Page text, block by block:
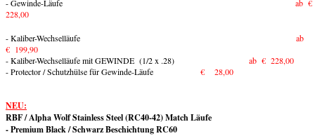
-Gewinde-Läufe ab €
228,00
- Kaliber-Wechselläufe ab
€ 199,90
- Kaliber-Wechselläufe mit GEWINDE (1/2 x .28) ab € 228,00
- Protector / Schutzhülse für Gewinde-Läufe
€ 28,00
NEU:
RBF / Alpha Wolf Stainless Steel (RC40-42) Match Läufe
- Premium Black / Schwarz Beschichtung RC60